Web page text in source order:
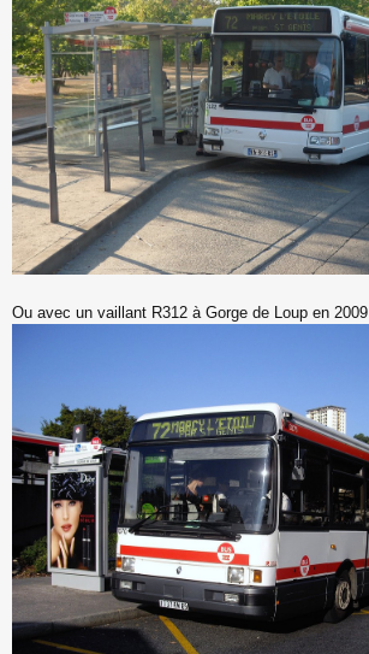
Ou avec un vaillant R312 à Gorge de Loup en 2009